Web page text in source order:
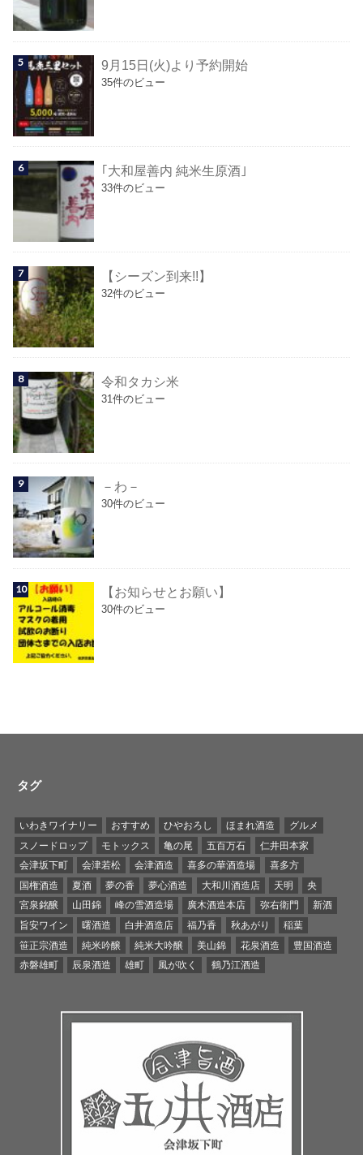
9月15日(火)より予約開始
35件のビュー
｢大和屋善内 純米生原酒｣
33件のビュー
【シーズン到来!!】
32件のビュー
令和タカシ米
31件のビュー
－わ－
30件のビュー
【お知らせとお願い】
30件のビュー
タグ
いわきワイナリー おすすめ ひやおろし ほまれ酒造
グルメ
スノードロップ
モトックス 亀の尾 五百万石
仁井田本家
会津坂下町
会津若松 会津酒造 喜多の華酒造場
喜多方
国権酒造
夏酒 夢の香 夢心酒造 大和川酒造店 天明
央
宮泉銘醸
山田錦 峰の雪酒造場 廣木酒造本店 弥右衛門
新酒
旨安ワイン
曙酒造 白井酒造店 福乃香 秋あがり
稲葉
笹正宗酒造
純米吟醸 純米大吟醸 美山錦 花泉酒造
豊国酒造
赤磐雄町
辰泉酒造 雄町 風が吹く 鶴乃江酒造